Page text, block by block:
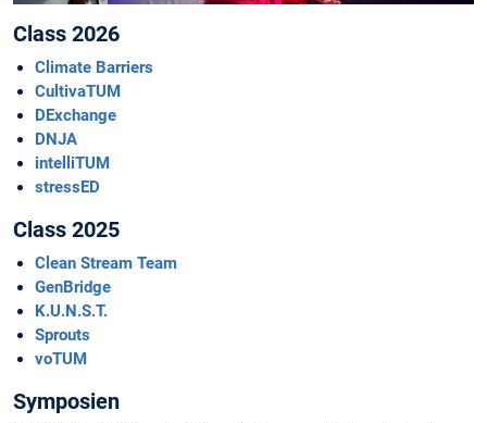
Class 2026
Climate Barriers
CultivaTUM
DExchange
DNJA
intelliTUM
stressED
Class 2025
Clean Stream Team
GenBridge
K.U.N.S.T.
Sprouts
voTUM
Symposien